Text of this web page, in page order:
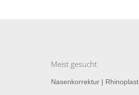
Meist gesucht
Nasenkorrektur |